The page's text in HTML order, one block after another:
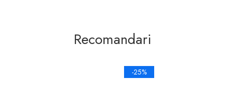
Recomandari
-25%